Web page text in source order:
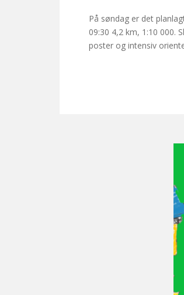
På søndag er det
09:30 4,2 km, 1:10 000.
poster og intensiv